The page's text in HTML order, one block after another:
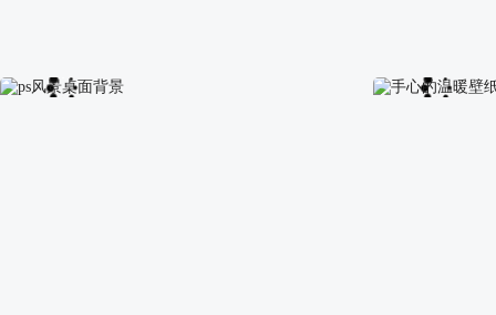
创意2011电脑桌面壁纸 日出简约极简